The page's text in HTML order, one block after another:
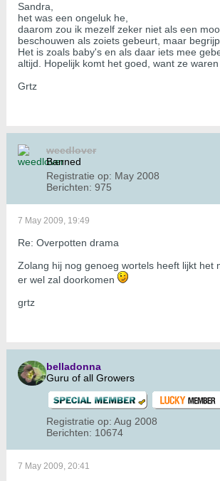
Sandra,
het was een ongeluk he,
daarom zou ik mezelf zeker niet als een
beschouwen als zoiets gebeurt, maar
Het is zoals baby's en als daar iets mee
altijd. Hopelijk komt het goed, want ze waren
Grtz
weedlover
Banned
Registratie op: May 2008
Berichten: 975
7 May 2009, 19:49
Re: Overpotten drama
Zolang hij nog genoeg wortels heeft lijkt het
er wel zal doorkomen
grtz
belladonna
Guru of all Growers
Registratie op: Aug 2008
Berichten: 10674
7 May 2009, 20:41